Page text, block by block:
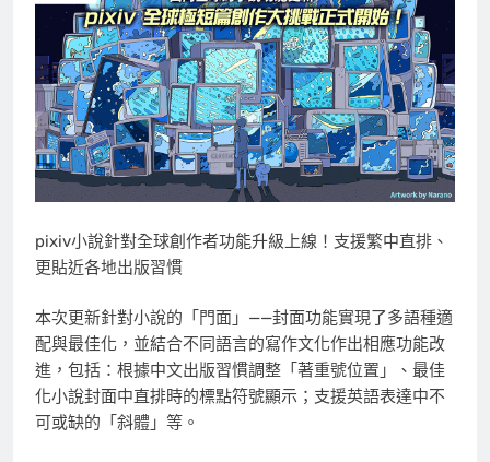
pixiv小說針對全球創作者功能升級上線！支援繁中直排、
更貼近各地出版習慣
本次更新針對小說的「門面」——封面功能實現了多語種適
配與最佳化，並結合不同語言的寫作文化作出相應功能改
進，包括：根據中文出版習慣調整「著重號位置」、最佳
化小說封面中直排時的標點符號顯示；支援英語表達中不
可或缺的「斜體」等。